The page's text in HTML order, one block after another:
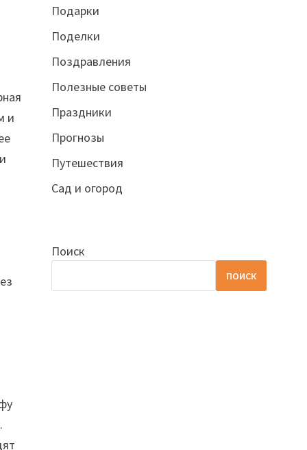
и
Подарки
Поделки
Поздравления
Полезные советы
Праздники
Прогнозы
Путешествия
Сад и огород
Поиск
ПОИСК